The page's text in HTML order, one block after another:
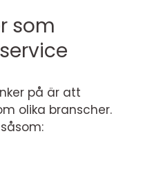
som
på är att
olika branscher.